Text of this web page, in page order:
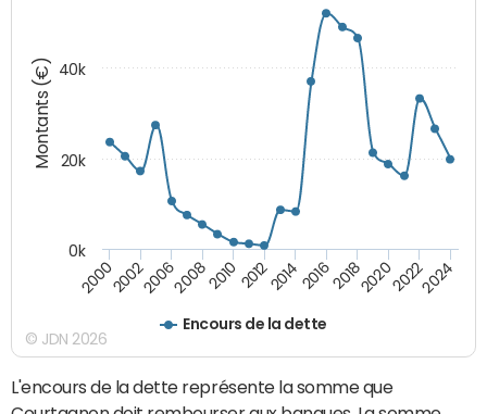
Montants (€)
Encours de la dette
20002002200620082010 2012201420162018202020222024
0k
20k
40k
© JDN 2026
L'encours de la dette représente la somme que